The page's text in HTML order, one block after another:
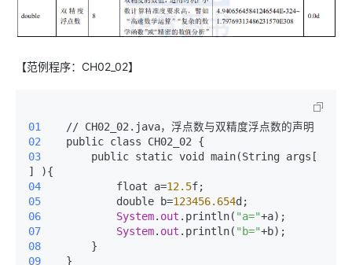
【范例程序：CH02_02】
01
02
03
       public static void main(String args[
04
           float a=
12.5
05
           double b=
123456.654
06
System. out .println( "a="
07
System. out .println( "b="
08
09
   }